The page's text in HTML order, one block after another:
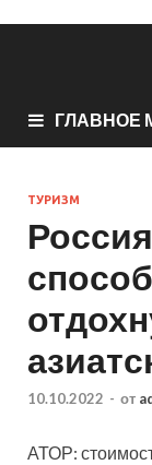
ГЛАВНОЕ
ТУРИЗМ
10.10.2022 - от
АТОР: